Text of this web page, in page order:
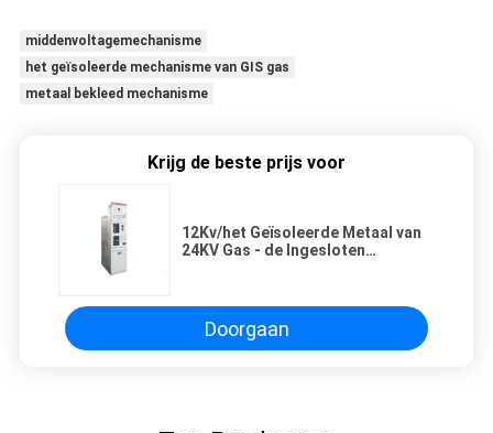
middenvoltagemechanisme
het geïsoleerde mechanisme van GIS gas
metaal bekleed mechanisme
Krijg de beste prijs voor
12Kv/het Geïsoleerde Metaal van
24KV Gas - de Ingesloten
Doorgaan